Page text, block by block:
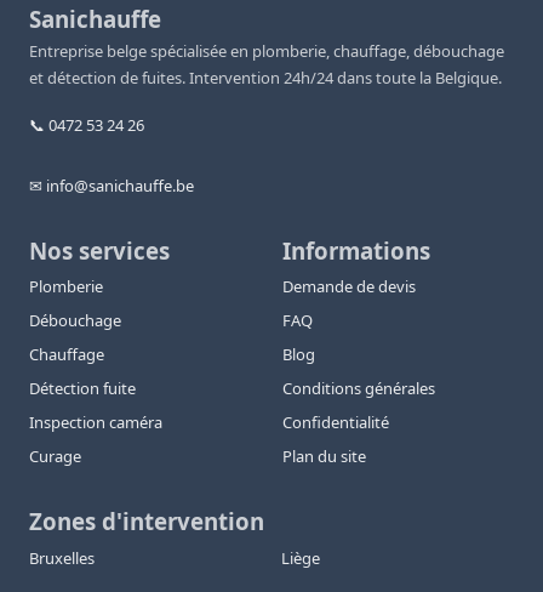
Sanichauffe
Entreprise belge spécialisée en plomberie, chauffage, débouchage
et détection de fuites. Intervention 24h/24 dans toute la Belgique.
📞 0472 53 24 26
✉ info@sanichauffe.be
Nos services
Plomberie
Débouchage
Chauffage
Détection fuite
Inspection caméra
Curage
Informations
Demande de devis
FAQ
Blog
Conditions générales
Confidentialité
Plan du site
Zones d'intervention
Bruxelles
Liège